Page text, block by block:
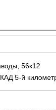
(812)
56к12
5-й
ЗАКАЗАТЬ